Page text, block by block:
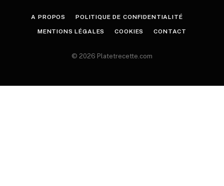
A PROPOS POLITIQUE DE CONFIDENTIALITÉ
MENTIONS LÉGALES COOKIES CONTACT
© 2026 Platetrecette.com